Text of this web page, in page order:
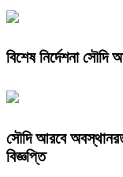
বিশেষ নির্দেশনা
সৌদি আরবে অবস্থানরত
বিজ্ঞপ্তি